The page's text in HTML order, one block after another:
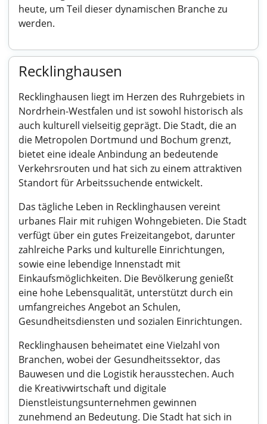
heute, um Teil dieser dynamischen Branche zu
werden.
Recklinghausen
Recklinghausen liegt im Herzen des Ruhrgebiets in
Nordrhein-Westfalen und ist sowohl historisch als
auch kulturell vielseitig geprägt. Die Stadt, die an
die Metropolen Dortmund und Bochum grenzt,
bietet eine ideale Anbindung an bedeutende
Verkehrsrouten und hat sich zu einem attraktiven
Standort für Arbeitssuchende entwickelt.
Das tägliche Leben in Recklinghausen vereint
urbanes Flair mit ruhigen Wohngebieten. Die Stadt
verfügt über ein gutes Freizeitangebot, darunter
zahlreiche Parks und kulturelle Einrichtungen,
sowie eine lebendige Innenstadt mit
Einkaufsmöglichkeiten. Die Bevölkerung genießt
eine hohe Lebensqualität, unterstützt durch ein
umfangreiches Angebot an Schulen,
Gesundheitsdiensten und sozialen Einrichtungen.
Recklinghausen beheimatet eine Vielzahl von
Branchen, wobei der Gesundheitssektor, das
Bauwesen und die Logistik herausstechen. Auch
die Kreativwirtschaft und digitale
Dienstleistungsunternehmen gewinnen
zunehmend an Bedeutung. Die Stadt hat sich in